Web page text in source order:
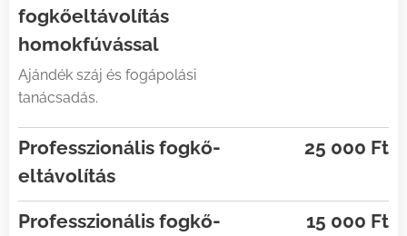
fogkőeltávolítás
homokfúvással
Ajándék száj és fogápolási
tanácsadás.
Professzionális fogkő-
eltávolítás
25 000 Ft
Professzionális fogkő-
15 000 Ft